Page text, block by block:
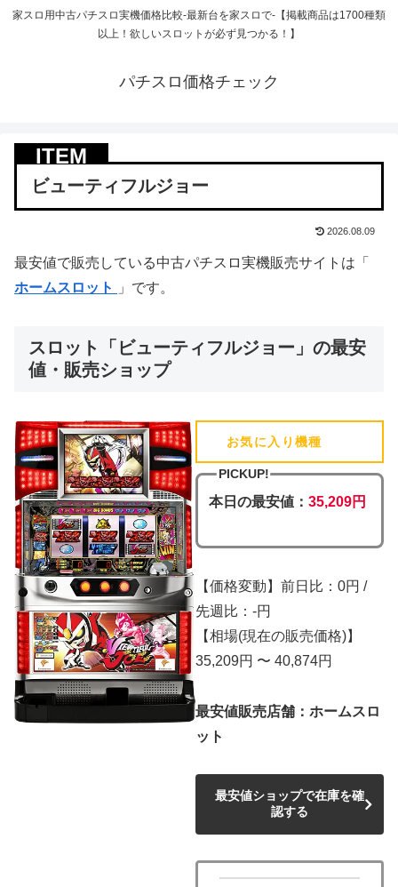
家スロ用中古パチスロ実機価格比較-最新台を家スロで-【掲載商品は1700種類
以上！欲しいスロットが必ず見つかる！】
パチスロ価格チェック
ビューティフルジョー
2026.08.09
最安値で販売している中古パチスロ実機販売サイトは「
ホームスロット
」です。
スロット「ビューティフルジョー」の最安
値・販売ショップ
お気に入り機種
PICKUP!
本日の最安値：35,209円
【価格変動】前日比：0円 /
先週比：-円
【相場(現在の販売価格)】
35,209円 〜 40,874円
最安値販売店舗：ホームスロ
ット
最安値ショップで在庫を確
認する